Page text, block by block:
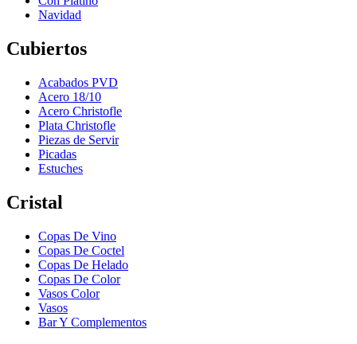
Navidad
Cubiertos
Acabados PVD
Acero 18/10
Acero Christofle
Plata Christofle
Piezas de Servir
Picadas
Estuches
Cristal
Copas De Vino
Copas De Coctel
Copas De Helado
Copas De Color
Vasos Color
Vasos
Bar Y Complementos